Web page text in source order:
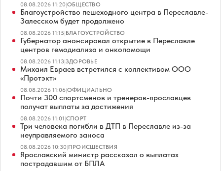
08.08.2026 11:20|ОБЩЕСТВО
Благоустройство пешеходного центра в Переславле-
Залесском будет продолжено
08.08.2026 11:15|БЛАГОУСТРОЙСТВО
Губернатор анонсировал открытие в Переславле
центров гемодиализа и онкопомощи
08.08.2026 11:13|ЗДОРОВЬЕ
Михаил Евраев встретился с коллективом ООО
«Протэкт»
08.08.2026 11:06|ОФИЦИАЛЬНО
Почти 300 спортсменов и тренеров-ярославцев
получат выплаты за достижения
08.08.2026 11:01|СПОРТ
Три человека погибли в ДТП в Переславле из-за
неуправляемого заноса
08.08.2026 10:30|ПРОИСШЕСТВИЯ
Ярославский министр рассказал о выплатах
пострадавшим от БПЛА